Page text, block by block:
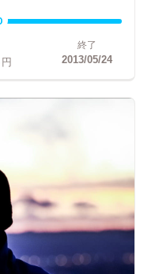
円
終了
2013/05/24